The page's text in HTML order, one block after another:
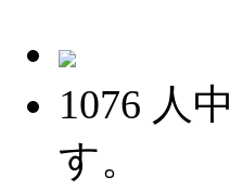
1076 人中
す。